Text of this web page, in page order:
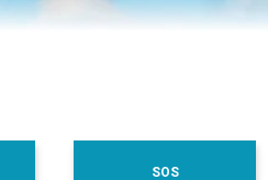
SOS